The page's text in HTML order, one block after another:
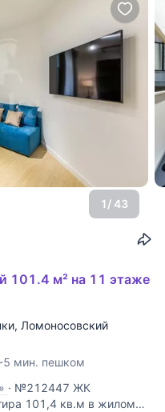
1/ 43
101.4 м² на 11 этаже
, Ломоносовский
мин. пешком
· №212447 ЖК
101,4 кв.м в жилом